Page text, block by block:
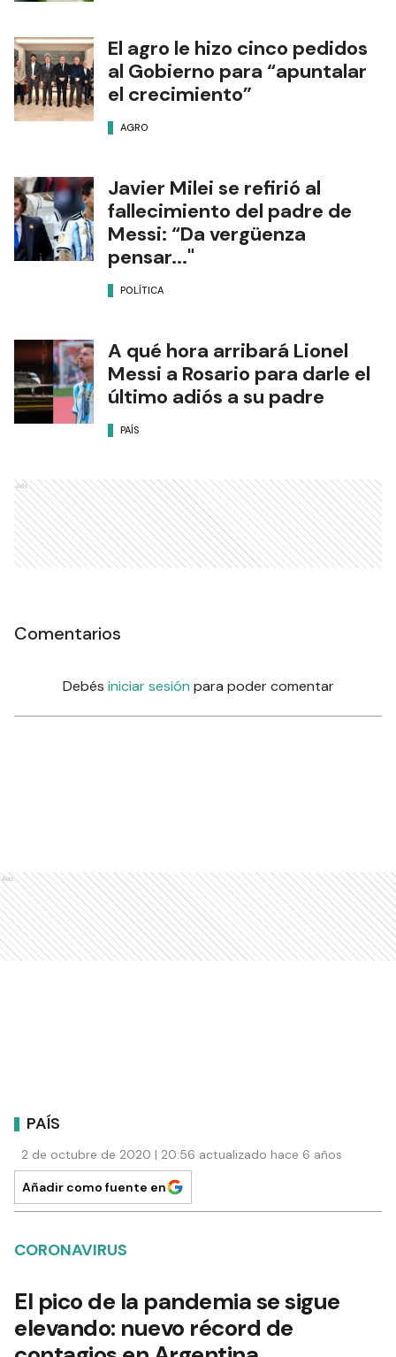
El agro le hizo cinco pedidos
al Gobierno para “apuntalar
el crecimiento”
AGRO
Javier Milei se refirió al
fallecimiento del padre de
Messi: “Da vergüenza
pensar..."
POLÍTICA
A qué hora arribará Lionel
Messi a Rosario para darle el
último adiós a su padre
PAÍS
Ads
Comentarios
Debés iniciar sesión para poder comentar
Ads
PAÍS
2 de octubre de 2020 | 20:56 actualizado hace 6 años
Añadir como fuente en
CORONAVIRUS
El pico de la pandemia se sigue
elevando: nuevo récord de